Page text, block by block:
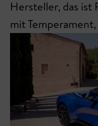
Hersteller, das ist
mit